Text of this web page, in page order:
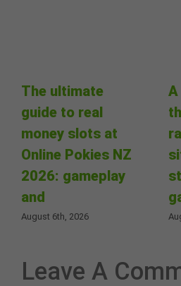
The ultimate
guide to real
money slots at
Online Pokies NZ
2026: gameplay
and
August 6th, 2026
A
Leave A